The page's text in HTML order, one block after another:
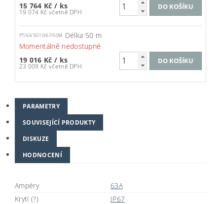
15 764 Kč / ks
19 074 Kč včetně DPH
PT/63/3G10/67/50M
Délka 50 m
Momentálně nedostupné
19 016 Kč / ks
23 009 Kč včetně DPH
PARAMETRY
SOUVISEJÍCÍ PRODUKTY
DISKUZE
HODNOCENÍ
Ampéry
63A
Krytí (?)
IP67